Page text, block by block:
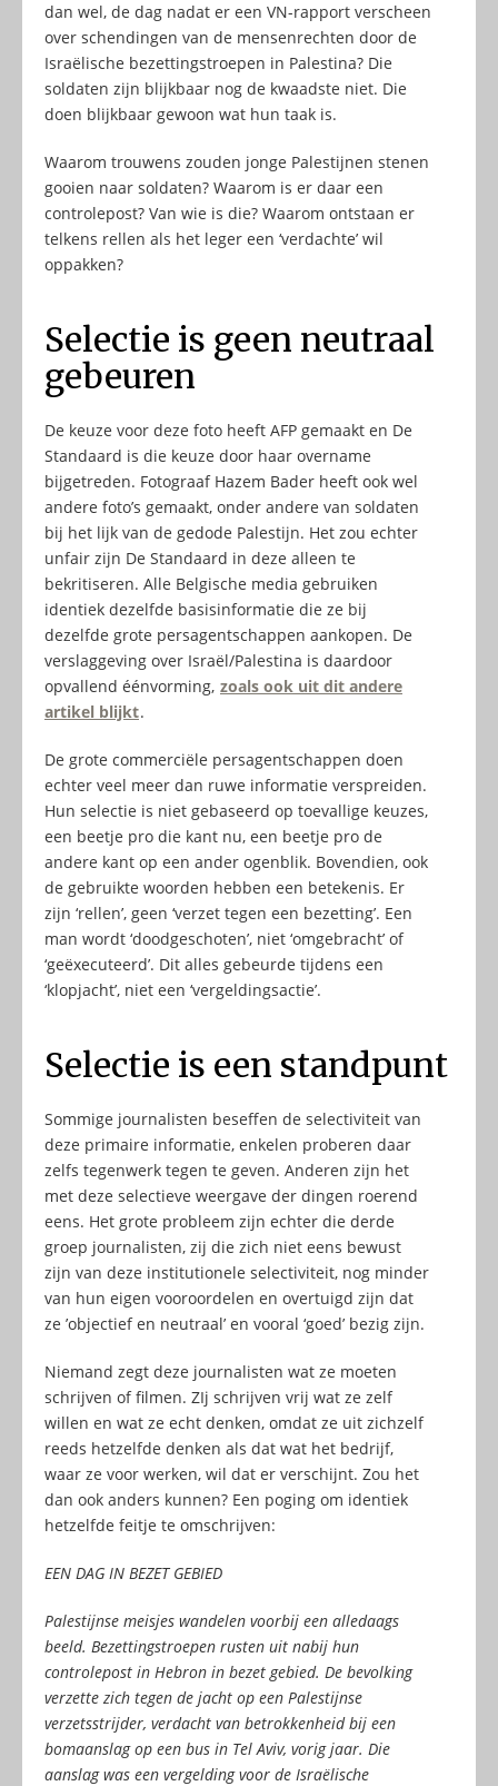
dan wel, de dag nadat er een VN-rapport verscheen
over schendingen van de mensenrechten door de
Israëlische bezettingstroepen in Palestina? Die
soldaten zijn blijkbaar nog de kwaadste niet. Die
doen blijkbaar gewoon wat hun taak is.
Waarom trouwens zouden jonge Palestijnen stenen
gooien naar soldaten? Waarom is er daar een
controlepost? Van wie is die? Waarom ontstaan er
telkens rellen als het leger een ‘verdachte’ wil
oppakken?
Selectie is geen neutraal
gebeuren
De keuze voor deze foto heeft AFP gemaakt en De
Standaard is die keuze door haar overname
bijgetreden. Fotograaf Hazem Bader heeft ook wel
andere foto’s gemaakt, onder andere van soldaten
bij het lijk van de gedode Palestijn. Het zou echter
unfair zijn De Standaard in deze alleen te
bekritiseren. Alle Belgische media gebruiken
identiek dezelfde basisinformatie die ze bij
dezelfde grote persagentschappen aankopen. De
verslaggeving over Israël/Palestina is daardoor
opvallend éénvorming, zoals ook uit dit andere
artikel blijkt.
De grote commerciële persagentschappen doen
echter veel meer dan ruwe informatie verspreiden.
Hun selectie is niet gebaseerd op toevallige keuzes,
een beetje pro die kant nu, een beetje pro de
andere kant op een ander ogenblik. Bovendien, ook
de gebruikte woorden hebben een betekenis. Er
zijn ‘rellen’, geen ‘verzet tegen een bezetting’. Een
man wordt ‘doodgeschoten’, niet ‘omgebracht’ of
‘geëxecuteerd’. Dit alles gebeurde tijdens een
‘klopjacht’, niet een ‘vergeldingsactie’.
Selectie is een standpunt
Sommige journalisten beseffen de selectiviteit van
deze primaire informatie, enkelen proberen daar
zelfs tegenwerk tegen te geven. Anderen zijn het
met deze selectieve weergave der dingen roerend
eens. Het grote probleem zijn echter die derde
groep journalisten, zij die zich niet eens bewust
zijn van deze institutionele selectiviteit, nog minder
van hun eigen vooroordelen en overtuigd zijn dat
ze ’objectief en neutraal’ en vooral ‘goed’ bezig zijn.
Niemand zegt deze journalisten wat ze moeten
schrijven of filmen. ZIj schrijven vrij wat ze zelf
willen en wat ze echt denken, omdat ze uit zichzelf
reeds hetzelfde denken als dat wat het bedrijf,
waar ze voor werken, wil dat er verschijnt. Zou het
dan ook anders kunnen? Een poging om identiek
hetzelfde feitje te omschrijven:
EEN DAG IN BEZET GEBIED
Palestijnse meisjes wandelen voorbij een alledaags
beeld. Bezettingstroepen rusten uit nabij hun
controlepost in Hebron in bezet gebied. De bevolking
verzette zich tegen de jacht op een Palestijnse
verzetsstrijder, verdacht van betrokkenheid bij een
bomaanslag op een bus in Tel Aviv, vorig jaar. Die
aanslag was een vergelding voor de Israëlische